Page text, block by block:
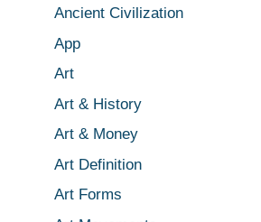
Ancient Civilization
App
Art
Art & History
Art & Money
Art Definition
Art Forms